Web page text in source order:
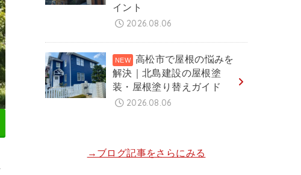
イント
2026.08.06
高松市で屋根の悩みを
解決｜北島建設の屋根塗
装・屋根塗り替えガイド
2026.08.06
→ブログ記事をさらにみる